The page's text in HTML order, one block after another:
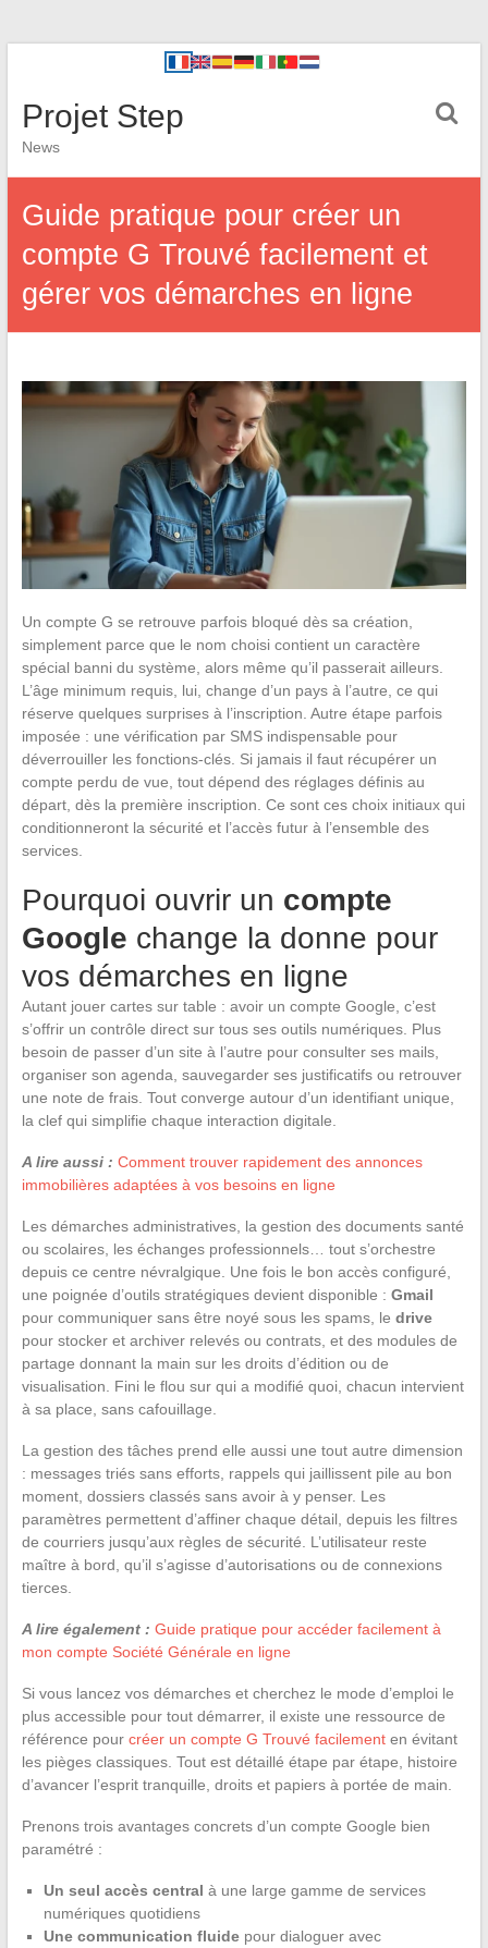
Projet Step
News
Guide pratique pour créer un
compte G Trouvé facilement et
gérer vos démarches en ligne
Un compte G se retrouve parfois bloqué dès sa création,
simplement parce que le nom choisi contient un caractère
spécial banni du système, alors même qu’il passerait ailleurs.
L’âge minimum requis, lui, change d’un pays à l’autre, ce qui
réserve quelques surprises à l’inscription. Autre étape parfois
imposée : une vérification par SMS indispensable pour
déverrouiller les fonctions-clés. Si jamais il faut récupérer un
compte perdu de vue, tout dépend des réglages définis au
départ, dès la première inscription. Ce sont ces choix initiaux qui
conditionneront la sécurité et l’accès futur à l’ensemble des
services.
Pourquoi ouvrir un compte
Google change la donne pour
vos démarches en ligne
Autant jouer cartes sur table : avoir un compte Google, c’est
s’offrir un contrôle direct sur tous ses outils numériques. Plus
besoin de passer d’un site à l’autre pour consulter ses mails,
organiser son agenda, sauvegarder ses justificatifs ou retrouver
une note de frais. Tout converge autour d’un identifiant unique,
la clef qui simplifie chaque interaction digitale.
A lire aussi : Comment trouver rapidement des annonces
immobilières adaptées à vos besoins en ligne
Les démarches administratives, la gestion des documents santé
ou scolaires, les échanges professionnels… tout s’orchestre
depuis ce centre névralgique. Une fois le bon accès configuré,
une poignée d’outils stratégiques devient disponible : Gmail
pour communiquer sans être noyé sous les spams, le drive
pour stocker et archiver relevés ou contrats, et des modules de
partage donnant la main sur les droits d’édition ou de
visualisation. Fini le flou sur qui a modifié quoi, chacun intervient
à sa place, sans cafouillage.
La gestion des tâches prend elle aussi une tout autre dimension
: messages triés sans efforts, rappels qui jaillissent pile au bon
moment, dossiers classés sans avoir à y penser. Les
paramètres permettent d’affiner chaque détail, depuis les filtres
de courriers jusqu’aux règles de sécurité. L’utilisateur reste
maître à bord, qu’il s’agisse d’autorisations ou de connexions
tierces.
A lire également : Guide pratique pour accéder facilement à
mon compte Société Générale en ligne
Si vous lancez vos démarches et cherchez le mode d’emploi le
plus accessible pour tout démarrer, il existe une ressource de
référence pour créer un compte G Trouvé facilementen évitant
les pièges classiques. Tout est détaillé étape par étape, histoire
d’avancer l’esprit tranquille, droits et papiers à portée de main.
Prenons trois avantages concrets d’un compte Google bien
paramétré :
Un seul accès central à une large gamme de services
numériques quotidiens
Une communication fluidepour dialoguer avec